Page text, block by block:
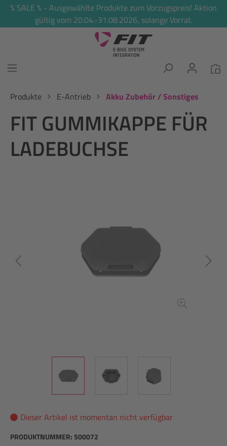
springen
% SALE % - Ausgewählte Produkte zum Vorzugspreis! Aktion
gültig vom 20.04.-31.08.2026, solange Vorrat.
Produkte E-Antrieb Akku Zubehör / Sonstiges
FIT GUMMIKAPPE FÜR
LADEBUCHSE
Dieser Artikel ist momentan nicht verfügbar
PRODUKTNUMMER: 500072